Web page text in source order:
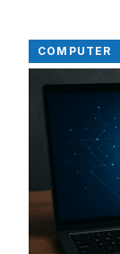
COMPUTER